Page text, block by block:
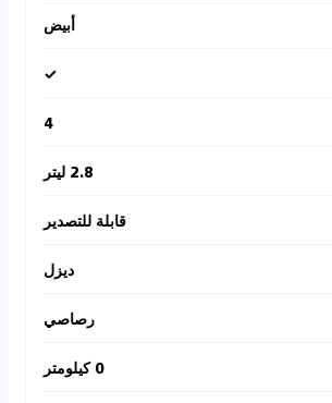
أبيض
✓
4
2.8 ليتر
قابلة للتصدير
ديزل
رصاصي
0 كيلومتر